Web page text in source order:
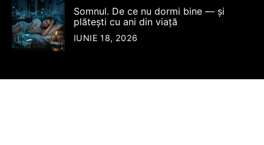
Somnul. De ce nu dormi bine — şi
plăteşti cu ani din viață
IUNIE 18, 2026